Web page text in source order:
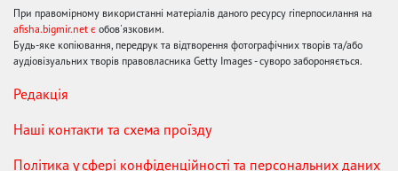
При правомірному використанні матеріалів даного ресурсу гіперпосилання на
afisha.bigmir.net є обов'язковим.
Будь-яке копіювання, передрук та відтворення фотографічних творів та/або
аудіовізуальних творів правовласника Getty Images - суворо забороняється.
Редакція
Наші контакти та схема проїзду
Політика у сфері конфіденційності та персональних даних